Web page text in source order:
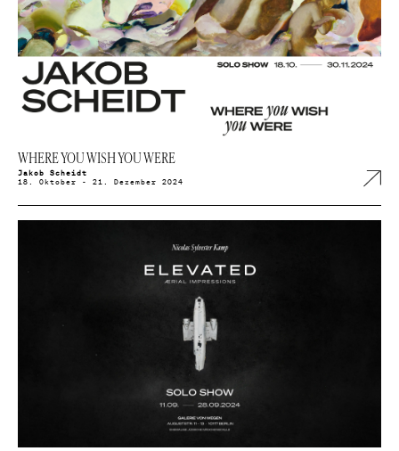
WHERE YOU WISH YOU WERE
Jakob Scheidt
18. Oktober - 21. Dezember 2024